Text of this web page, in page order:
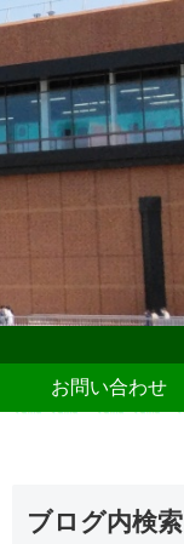
お問い合わせ
ブログ内検索